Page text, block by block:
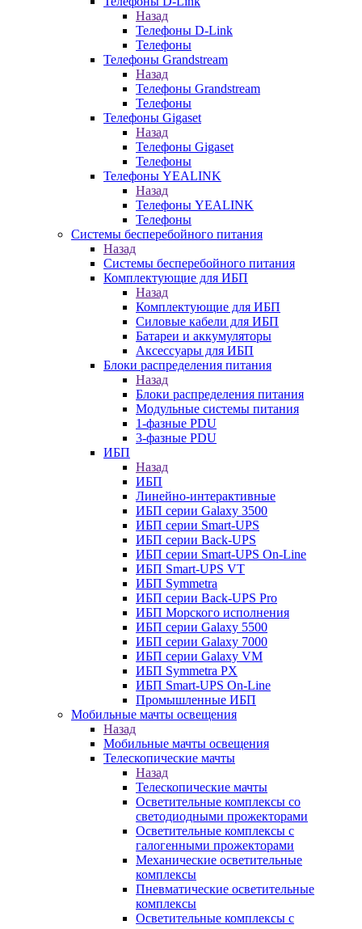
Назад
Телефоны D-Link
Телефоны
Телефоны Grandstream
Назад
Телефоны Grandstream
Телефоны
Телефоны Gigaset
Назад
Телефоны Gigaset
Телефоны
Телефоны YEALINK
Назад
Телефоны YEALINK
Телефоны
Системы бесперебойного питания
Назад
Системы бесперебойного питания
Комплектующие для ИБП
Назад
Комплектующие для ИБП
Силовые кабели для ИБП
Батареи и аккумуляторы
Аксессуары для ИБП
Блоки распределения питания
Назад
Блоки распределения питания
Модульные системы питания
1-фазные PDU
3-фазные PDU
ИБП
Назад
ИБП
Линейно-интерактивные
ИБП серии Galaxy 3500
ИБП серии Smart-UPS
ИБП серии Back-UPS
ИБП серии Smart-UPS On-Line
ИБП Smart-UPS VT
ИБП Symmetra
ИБП серии Back-UPS Pro
ИБП Морского исполнения
ИБП серии Galaxy 5500
ИБП серии Galaxy 7000
ИБП серии Galaxy VM
ИБП Symmetra PX
ИБП Smart-UPS On-Line
Промышленные ИБП
Мобильные мачты освещения
Назад
Мобильные мачты освещения
Телескопические мачты
Назад
Телескопические мачты
Осветительные комплексы со
светодиодными прожекторами
Осветительные комплексы с
галогенными прожекторами
Механические осветительные
комплексы
Пневматические осветительные
комплексы
Осветительные комплексы с